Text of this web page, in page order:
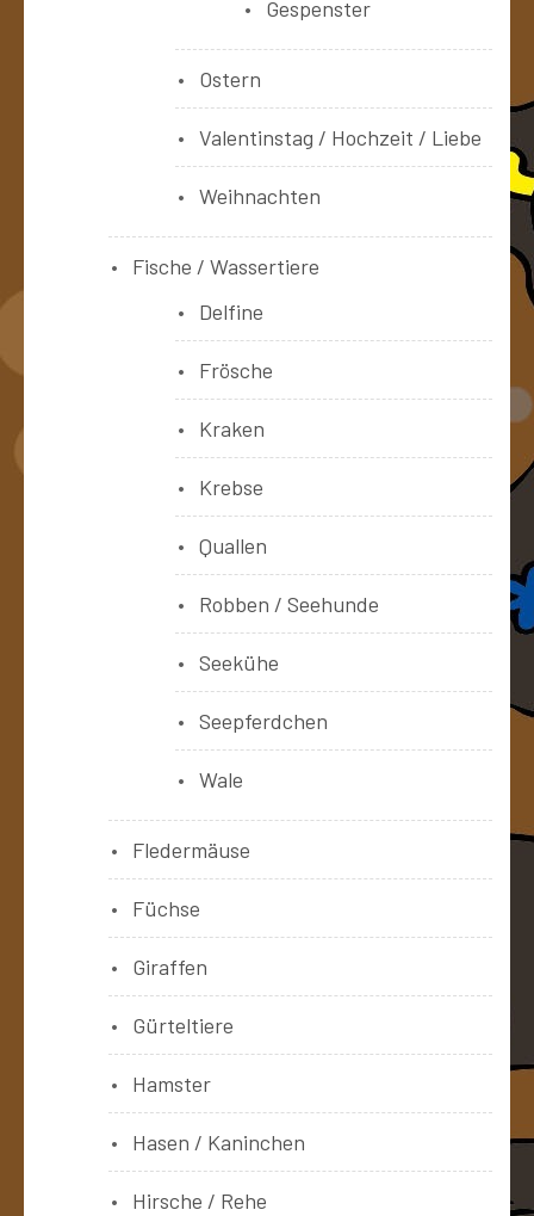
Gespenster
Ostern
Valentinstag / Hochzeit / Liebe
Weihnachten
Fische / Wassertiere
Delfine
Frösche
Kraken
Krebse
Quallen
Robben / Seehunde
Seekühe
Seepferdchen
Wale
Fledermäuse
Füchse
Giraffen
Gürteltiere
Hamster
Hasen / Kaninchen
Hirsche / Rehe